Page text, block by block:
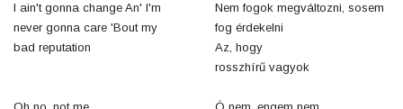
I ain't gonna change An' I'm
never gonna care 'Bout my
bad reputation
Nem fogok megváltozni, sosem
fog érdekelni
Az, hogy
rosszhírű vagyok